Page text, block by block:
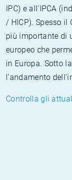
IPC) e all'IPCA
/ HICP). Spesso
più importante di
europeo che
in Europa. Sotto
l'andamento
Controlla gli